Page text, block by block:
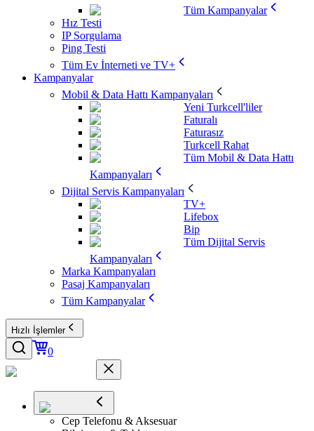
Tüm Kampanyalar
Hız Testi
IP Sorgulama
Ping Testi
Tüm Ev İnterneti ve TV+
Kampanyalar
Mobil & Data Hattı Kampanyaları
Yeni Turkcell'liler
Faturalı
Faturasız
Turkcell Rahat
Tüm Mobil & Data Hattı
Kampanyaları
Dijital Servis Kampanyaları
TV+
Lifebox
Bip
Tüm Dijital Servis
Kampanyaları
Marka Kampanyaları
Pasaj Kampanyaları
Tüm Kampanyalar
Hızlı İşlemler
0
Cep Telefonu & Aksesuar